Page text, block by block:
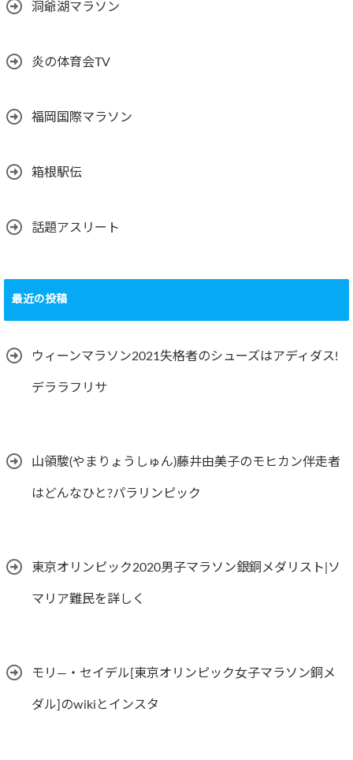
洞爺湖マラソン
炎の体育会TV
福岡国際マラソン
箱根駅伝
話題アスリート
最近の投稿
ウィーンマラソン2021失格者のシューズはアディダス!
デララフリサ
山領駿(やまりょうしゅん)藤井由美子のモヒカン伴走者
はどんなひと?パラリンピック
東京オリンピック2020男子マラソン銀銅メダリスト|ソ
マリア難民を詳しく
モリ―・セイデル[東京オリンピック女子マラソン銅メ
ダル]のwikiとインスタ